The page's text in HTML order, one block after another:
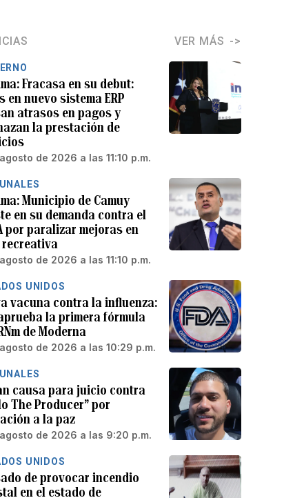
VER MÁS
Fracasa en su debut:
en nuevo sistema ERP
atrasos en pagos y
la prestación de
de 2026 a las 11:10 p.m.
Municipio de Camuy
en su demanda contra el
por paralizar mejoras en
recreativa
de 2026 a las 11:10 p.m.
UNIDOS
vacuna contra la influenza:
la primera fórmula
de Moderna
de 2026 a las 10:29 p.m.
causa para juicio contra
The Producer” por
a la paz
de 2026 a las 9:20 p.m.
UNIDOS
de provocar incendio
en el estado de